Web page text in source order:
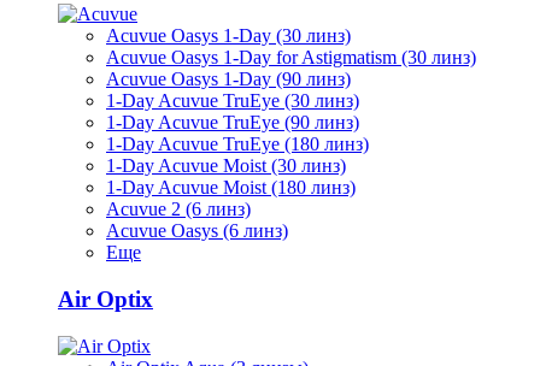
Acuvue Oasys 1-Day (30 линз)
Acuvue Oasys 1-Day for Astigmatism (30 линз)
Acuvue Oasys 1-Day (90 линз)
1-Day Acuvue TruEye (30 линз)
1-Day Acuvue TruEye (90 линз)
1-Day Acuvue TruEye (180 линз)
1-Day Acuvue Moist (30 линз)
1-Day Acuvue Moist (180 линз)
Acuvue 2 (6 линз)
Acuvue Oasys (6 линз)
Еще
Air Optix